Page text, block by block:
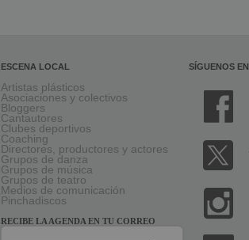
ESCENA LOCAL
Artistas plásticos
Asociaciones y colectivos
Bloggers
Cantautores
Clubes deportivos
Coaching
Directores, productores y actores
Grupos de danza
Grupos de música
Grupos de teatro
Medios de comunicación
Pinchadiscos
RECIBE LA AGENDA EN TU CORREO
SÍGUENOS EN